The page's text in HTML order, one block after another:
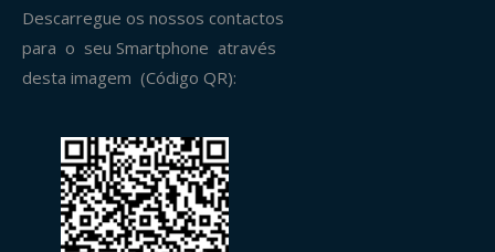
Descarregue os nossos contactos
para o seu Smartphone através
desta imagem (Código QR):